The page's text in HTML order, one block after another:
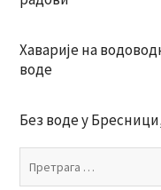
Хаварије на
воде
Без воде у